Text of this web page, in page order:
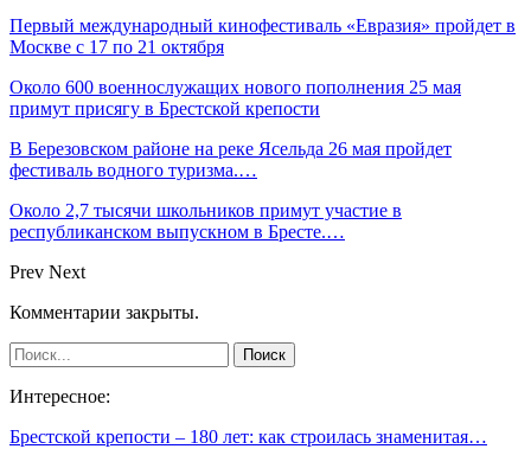
Первый международный кинофестиваль «Евразия» пройдет в
Москве с 17 по 21 октября
Около 600 военнослужащих нового пополнения 25 мая
примут присягу в Брестской крепости
В Березовском районе на реке Ясельда 26 мая пройдет
фестиваль водного туризма.…
Около 2,7 тысячи школьников примут участие в
республиканском выпускном в Бресте.…
Prev Next
Комментарии закрыты.
Интересное:
Брестской крепости – 180 лет: как строилась знаменитая…